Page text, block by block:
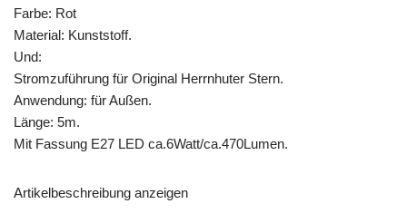
Farbe: Rot
Material: Kunststoff.
Und:
Stromzuführung für Original Herrnhuter Stern.
Anwendung: für Außen.
Länge: 5m.
Mit Fassung E27 LED ca.6Watt/ca.470Lumen.
Artikelbeschreibung anzeigen